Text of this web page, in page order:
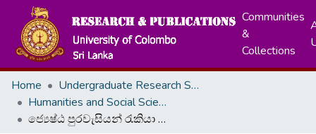
Communities
&
Collections
Home
Undergraduate Research Symposium
Humanities and Social Sciences
ජ්‍යෙෂ්ඨ පුරවැසියන් රැකියා සදහා යොමුවීම කෙරෙහි බලපාන සාධක